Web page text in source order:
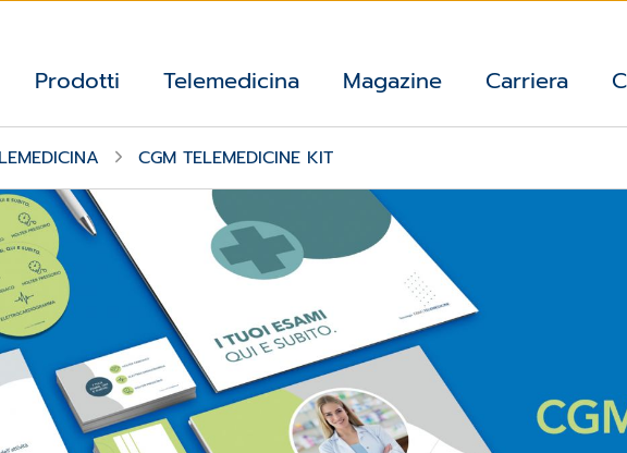
Prodotti Telemedicina Magazine Carriera
CGM TELEMEDICINE KIT